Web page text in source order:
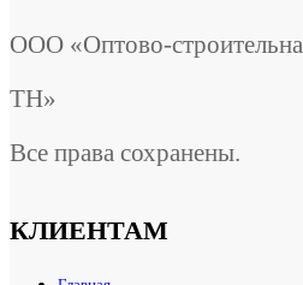
ООО «Оптово-
ТН»
Все права сохранены.
КЛИЕНТАМ